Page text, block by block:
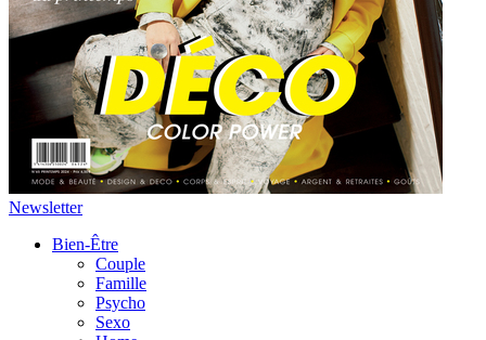
Newsletter
Bien-Être
Couple
Famille
Psycho
Sexo